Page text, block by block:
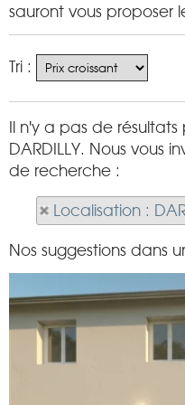
sauront vous proposer
Tri :
Il n'y a pas de
DARDILLY. Nous vous
de recherche :
Localisation :
Nos suggestions dans